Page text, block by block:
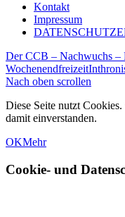
Kontakt
Impressum
Der CCB – Nachwuchs –
Wochenendfreizeit
Nach oben scrollen
Diese Seite nutzt
damit einverstanden.
OKMehr
Cookie- und